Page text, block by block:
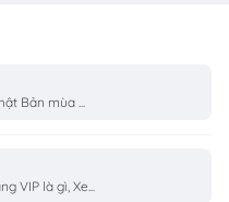
Bản mùa ...
VIP là gì, Xe...